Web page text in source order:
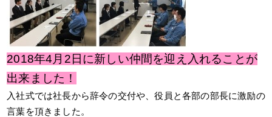
2018年4月2日に新しい仲間を迎え入れることが
出来ました！
入社式では社長から辞令の交付や、役員と各部の部長に激励の
言葉を頂きました。